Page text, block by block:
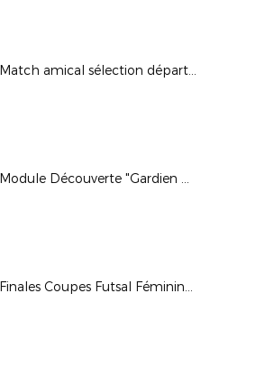
Match amical sélection départementale Sport Adapté - 20 février 2018
Module Découverte "Gardien de But" - 2 et 3 février 2018
Finales Coupes Futsal Féminines - 28 janvier 2018